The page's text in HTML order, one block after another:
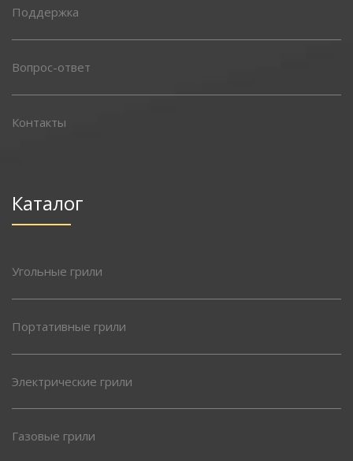
Поддержка
Вопрос-ответ
Контакты
Каталог
Угольные грили
Портативные грили
Электрические грили
Газовые грили